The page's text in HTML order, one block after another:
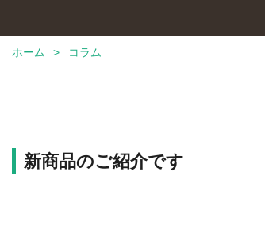
ホーム コラム
新商品のご紹介です